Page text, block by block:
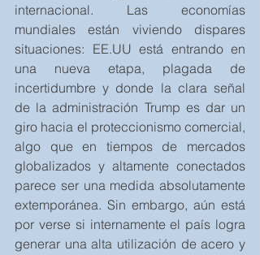
internacional. Las economías
mundiales están viviendo dispares
situaciones: EE.UU está entrando en
una nueva etapa, plagada de
incertidumbre y donde la clara señal
de la administración Trump es dar un
giro hacia el proteccionismo comercial,
algo que en tiempos de mercados
globalizados y altamente conectados
parece ser una medida absolutamente
extemporánea. Sin embargo, aún está
por verse si internamente el país logra
generar una alta utilización de acero y